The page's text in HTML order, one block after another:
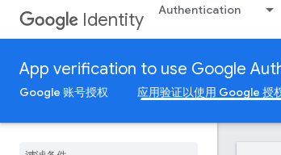
Identity Authentication
App verification to use Google
Google 账号授权 应用验证以使用 Google 授